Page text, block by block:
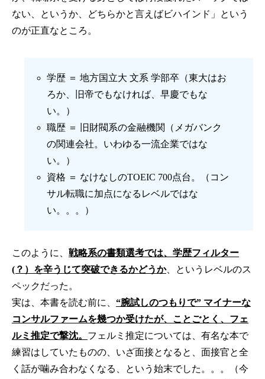
ない、というか、どちらかと言えばビハインド」という
のが正直なところ。
学歴 ＝ 地方国立大 文系 学部卒（東大はお
ろか、旧帝でもなければ、早慶でもな
い。）
職歴 ＝ 旧財閥系の金融機関（メガバンク
の関連会社。いわゆる一流企業ではな
い。）
資格 ＝ なけなしのTOEIC 700点台。（コン
サル転職に加点になるレベルではな
い。。。）
このように、 戦略系の書類選考では、学歴フィルター
(？）を辛うじて突破できるかどうか、というレベルのス
ペックだった。
実は、本書を読む前に、 “腕試しのつもりで” マイナーな
コンサルファームを幾つか受けたが、ことごとく、フェ
ルミ推定で撃沈。 フェルミ推定については、有名な本で
練習はしていたものの、いざ面接となると、面接官と全
く話が噛み合わなくなる、という始末でした。。。（今